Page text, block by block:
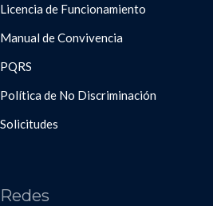
Licencia de Funcionamiento
Manual de Convivencia
PQRS
Política de No Discriminación
Solicitudes
Redes